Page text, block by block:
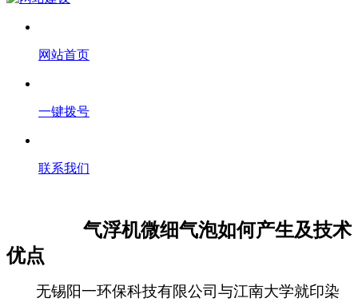
网站首页
一键拨号
联系我们
气浮机微细气泡如何产生及技术
优点
无锡阳一环保科技有限公司与江南大学就印染